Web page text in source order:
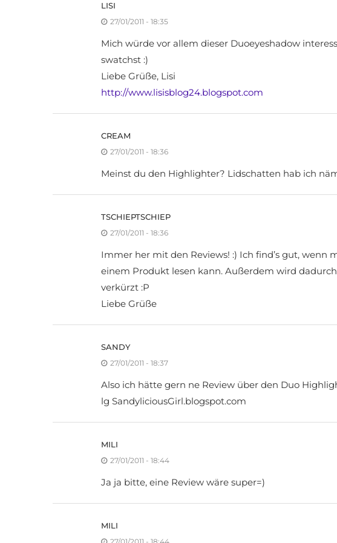
LISI
27/01/2011 - 18:35
Mich würde vor allem dieser Duoeyeshadow
swatchst :)
Liebe Grüße, Lisi
http://www.lisisblog24.blogspot.com
CREAM
27/01/2011 - 18:36
Meinst du den Highlighter? Lidschatten hab ich
TSCHIEPTSCHIEP
27/01/2011 - 18:36
Immer her mit den Reviews! :) Ich find’s gut, wenn
einem Produkt lesen kann. Außerdem wird
verkürzt :P
Liebe Grüße
SANDY
27/01/2011 - 18:37
Also ich hätte gern ne Review über den Duo
lg SandyliciousGirl.blogspot.com
MILI
27/01/2011 - 18:44
Ja ja bitte, eine Review wäre super=)
MILI